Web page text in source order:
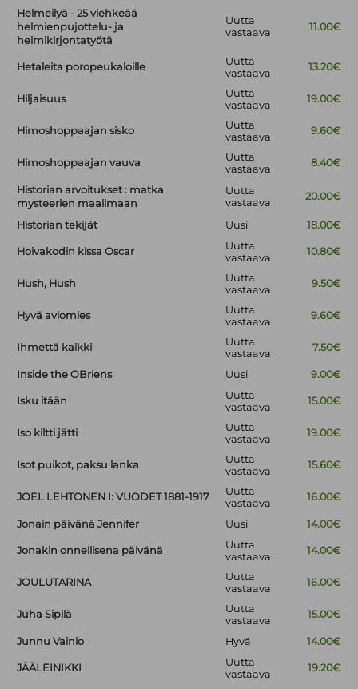
Helmeilyä - 25 viehkeää
helmienpujottelu- ja
helmikirjontatyötä
Uutta
vastaava
11.00€
Hetaleita poropeukaloille
Uutta
vastaava
13.20€
Hiljaisuus
Uutta
vastaava
19.00€
Himoshoppaajan sisko
Uutta
vastaava
9.60€
Himoshoppaajan vauva
Uutta
vastaava
8.40€
Historian arvoitukset : matka
mysteerien maailmaan
Uutta
vastaava
20.00€
Historian tekijät Uusi 18.00€
Hoivakodin kissa Oscar
Uutta
vastaava
10.80€
Hush, Hush
Uutta
vastaava
9.50€
Hyvä aviomies
Uutta
vastaava
9.60€
Ihmettä kaikki
Uutta
vastaava
7.50€
Inside the OBriens Uusi 9.00€
Isku itään
Uutta
vastaava
15.00€
Iso kiltti jätti
Uutta
vastaava
19.00€
Isot puikot, paksu lanka
Uutta
vastaava
15.60€
JOEL LEHTONEN I: VUODET 1881-1917
Uutta
vastaava
16.00€
Jonain päivänä Jennifer Uusi 14.00€
Jonakin onnellisena päivänä
Uutta
vastaava
14.00€
JOULUTARINA
Uutta
vastaava
16.00€
Juha Sipilä
Uutta
vastaava
15.00€
Junnu Vainio Hyvä 14.00€
JÄÄLEINIKKI
Uutta
vastaava
19.20€